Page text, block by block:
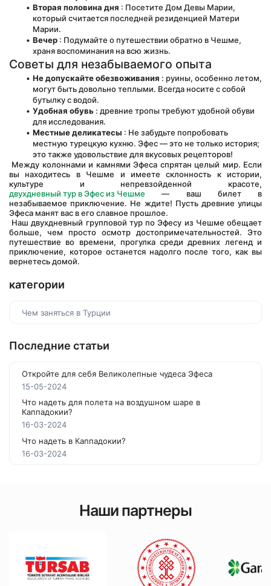
Вторая половина дня : Посетите Дом Девы Марии,
который считается последней резиденцией Матери
Марии.
Вечер : Подумайте о путешествии обратно в Чешме,
храня воспоминания на всю жизнь.
Советы для незабываемого опыта
Не допускайте обезвоживания : руины, особенно летом,
могут быть довольно теплыми. Всегда носите с собой
бутылку с водой.
Удобная обувь : древние тропы требуют удобной обуви
для исследования.
Местные деликатесы : Не забудьте попробовать
местную турецкую кухню. Эфес — это не только история;
это также удовольствие для вкусовых рецепторов!
вы находитесь в Чешме и имеете склонность к истории,
культуре и непревзойденной красоте,
двухдневный тур в Эфес из Чешме — ваш билет в
незабываемое приключение. Не ждите! Пусть древние улицы
Эфеса манят вас в его славное прошлое.
больше, чем просто осмотр достопримечательностей. Это
путешествие во времени, прогулка среди древних легенд и
приключение, которое останется надолго после того, как вы
вернетесь домой.
категории
Чем заняться в Турции
Последние статьи
Откройте для себя Великолепные чудеса Эфеса
15-05-2024
Что надеть для полета на воздушном шаре в
Каппадокии?
16-03-2024
Что надеть в Каппадокии?
16-03-2024
Наши партнеры